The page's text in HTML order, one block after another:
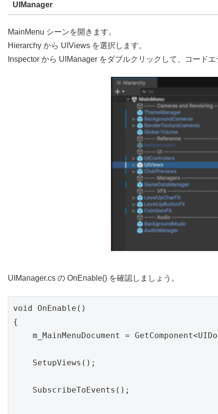
UIManager
MainMenu シーンを開きます。
Hierarchy から UIViews を選択します。
Inspector から UIManager をダブルクリックして、コード
UIManager.cs の OnEnable() を確認しましょう。
void OnEnable()
{
m_MainMenuDocument =
    SetupViews();
    SubscribeToEvents();